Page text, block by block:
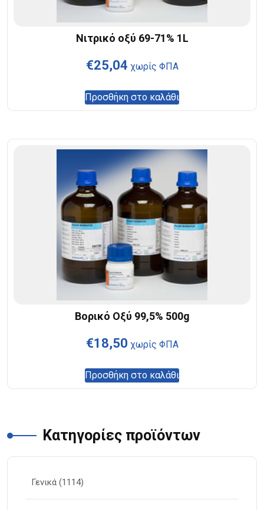
Νιτρικό οξύ 69-71% 1L
€25,04 χωρίς ΦΠΑ
Προσθήκη στο καλάθι
Βορικό Οξύ 99,5% 500g
€18,50 χωρίς ΦΠΑ
Προσθήκη στο καλάθι
Κατηγορίες προϊόντων
Γενικά (1114)